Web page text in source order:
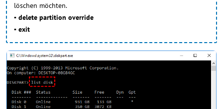
löschen möchten.
▪ delete partition override
▪ exit